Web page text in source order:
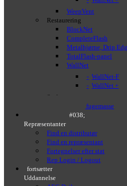
WeepVent
Restaurering
BlockNet
CompleteFlash
Metalhjørne, Drip
TotalFlash-panel
WallNet
WallNet-F
WallNet +
Sealant
BTL-1 fugemasse
Distributører & #038;
Repræsentanter
Find en distributør
Find en repræsentant
Fortegnelser efter stat
Rep Login / Logout
fortsætter
Uddannelse